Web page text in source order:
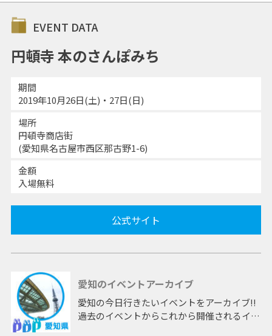
EVENT DATA
円頓寺 本のさんぽみち
期間
2019年10月26日(土)・27日(日)
場所
円頓寺商店街
(愛知県名古屋市西区那古野1-6)
金額
入場無料
公式サイト
愛知のイベントアーカイブ
愛知の今日行きたいイベントをアーカイブ!!
過去のイベントからこれから開催されるイベ